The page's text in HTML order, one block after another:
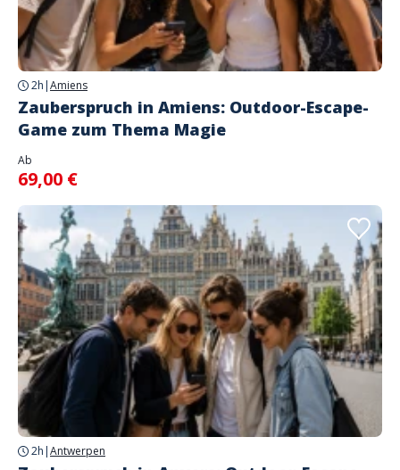
2h |Amiens
Zauberspruch in Amiens: Outdoor-Escape-
Game zum Thema Magie
Ab
69,00 €
2h |Antwerpen